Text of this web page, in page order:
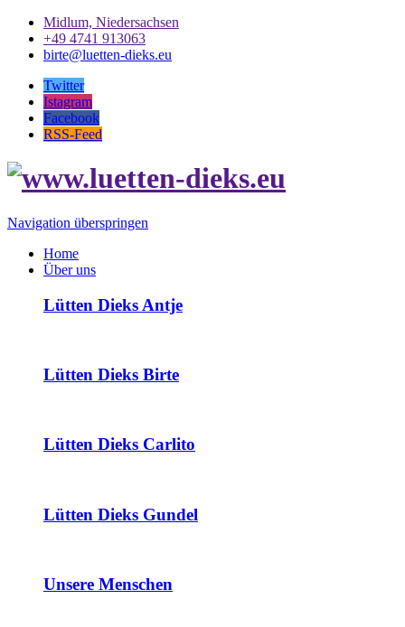
Midlum, Niedersachsen
+49 4741 913063
birte@luetten-dieks.eu
Twitter
Istagram
Facebook
RSS-Feed
Navigation überspringen
Home
Über uns
Lütten Dieks Antje
Lütten Dieks Birte
Lütten Dieks Carlito
Lütten Dieks Gundel
Unsere Menschen